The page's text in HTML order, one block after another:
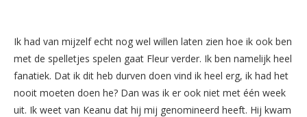
Ik had van mijzelf echt nog wel willen laten zien hoe ik ook ben
met de spelletjes spelen gaat Fleur verder. Ik ben namelijk heel
fanatiek. Dat ik dit heb durven doen vind ik heel erg, ik had het
nooit moeten doen he? Dan was ik er ook niet met één week
uit. Ik weet van Keanu dat hij mij genomineerd heeft. Hij kwam